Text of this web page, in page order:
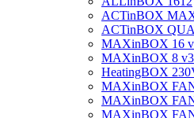
ACTinBOX
ACTinBOX
MAXinBOX 16
MAXinBOX 8 v3
HeatingBOX
MAXinBOX
MAXinBOX
MAXinBOX